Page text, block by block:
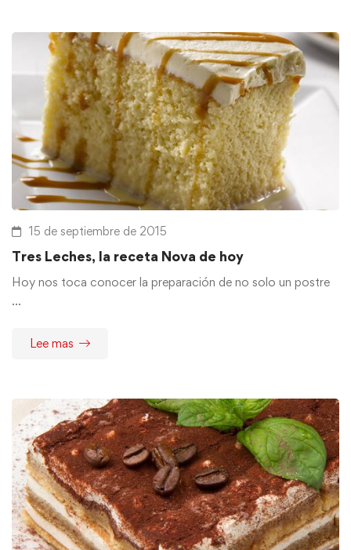
15 de septiembre de 2015
Tres Leches, la receta Nova de hoy
Hoy nos toca conocer la preparación de no solo un postre
…
Lee mas